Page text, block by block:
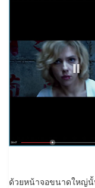
ด้วยหน้าจอขนาดใหญ่นั้